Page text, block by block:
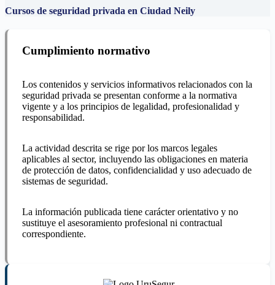
Cursos de seguridad privada en Ciudad Neily
Cumplimiento normativo
Los contenidos y servicios informativos relacionados con la
seguridad privada se presentan conforme a la normativa
vigente y a los principios de legalidad, profesionalidad y
responsabilidad.
La actividad descrita se rige por los marcos legales
aplicables al sector, incluyendo las obligaciones en materia
de protección de datos, confidencialidad y uso adecuado de
sistemas de seguridad.
La información publicada tiene carácter orientativo y no
sustituye el asesoramiento profesional ni contractual
correspondiente.